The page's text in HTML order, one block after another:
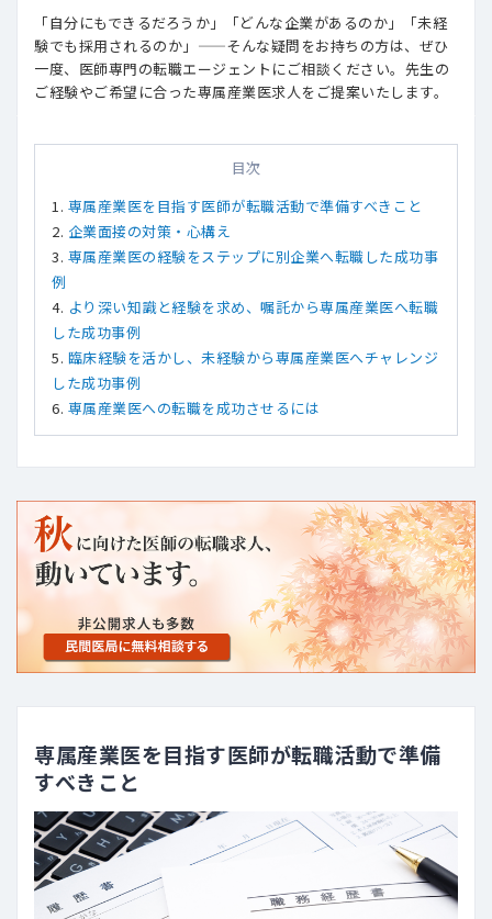
「自分にもできるだろうか」「どんな企業があるのか」「未経
験でも採用されるのか」——そんな疑問をお持ちの方は、ぜひ
一度、医師専門の転職エージェントにご相談ください。先生の
ご経験やご希望に合った専属産業医求人をご提案いたします。
目次
専属産業医を目指す医師が転職活動で準備すべきこと
企業面接の対策・心構え
専属産業医の経験をステップに別企業へ転職した成功事
例
より深い知識と経験を求め、嘱託から専属産業医へ転職
した成功事例
臨床経験を活かし、未経験から専属産業医へチャレンジ
した成功事例
専属産業医への転職を成功させるには
専属産業医を目指す医師が転職活動で準備
すべきこと